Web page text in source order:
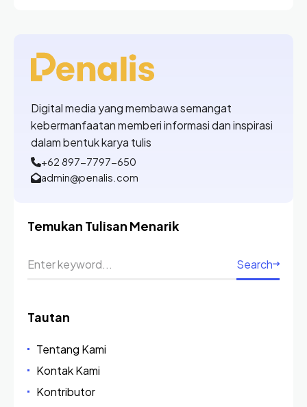
Digital media yang membawa semangat
kebermanfaatan memberi informasi dan inspirasi
dalam bentuk karya tulis
+62 897-7797-650
admin@penalis.com
Temukan Tulisan Menarik
Search
Tautan
Tentang Kami
Kontak Kami
Kontributor